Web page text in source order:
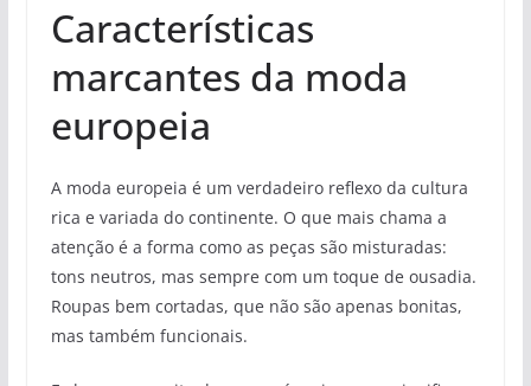
Características
marcantes da moda
europeia
A moda europeia é um verdadeiro reflexo da cultura
rica e variada do continente. O que mais chama a
atenção é a forma como as peças são misturadas:
tons neutros, mas sempre com um toque de ousadia.
Roupas bem cortadas, que não são apenas bonitas,
mas também funcionais.